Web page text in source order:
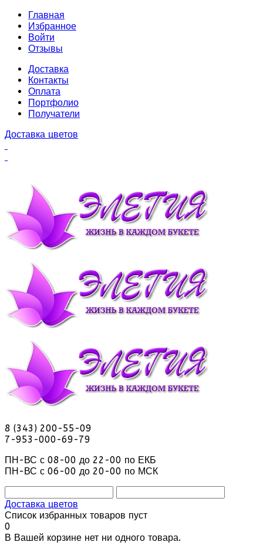
Главная
Избранное
Войти
Отзывы
Доставка
Контакты
Оплата
Портфолио
Получатели
Доставка цветов
8 (343) 200-55-09
7-953-000-69-79
ПН-ВС с 08-00 до 22-00 по ЕКБ
ПН-ВС с 06-00 до 20-00 по МСК
Доставка цветов
Список избранных товаров пуст
0
В Вашей корзине нет ни одного товара.